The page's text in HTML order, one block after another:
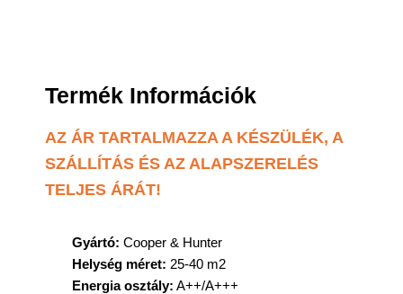
Termék Információk
AZ ÁR TARTALMAZZA A KÉSZÜLÉK, A
SZÁLLÍTÁS ÉS AZ ALAPSZERELÉS
TELJES ÁRÁT!
Gyártó: Cooper & Hunter
Helység méret: 25-40 m2
Energia osztály: A++/A+++